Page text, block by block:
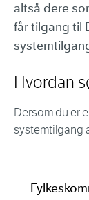
altså dere
får tilgang til
Hvordan
Dersom du er
systemtilgang